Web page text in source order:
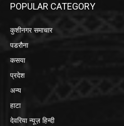
POPULAR CATEGORY
कुशीनगर समाचार
पडरौना
कसया
प्रदेश
अन्य
हाटा
देवरिया न्यूज़ हिन्दी